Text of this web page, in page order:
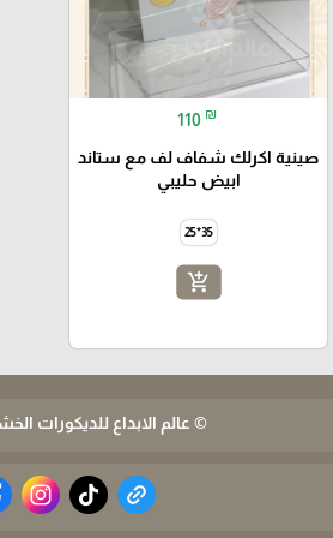
110 ₪
صينية اكرلك شفاف لف مع ستاند
ابيض حليبي
35*25
add_shopping_cart
© عالم الابداع للديكورات